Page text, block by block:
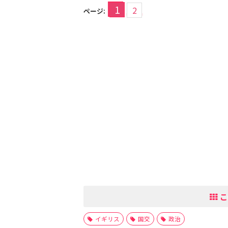
ページ: 1 2
イギリス 国交 政治